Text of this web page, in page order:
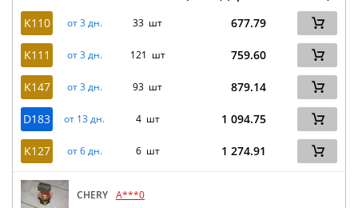
K110
от 3 дн. 33 шт 677.79
K111 от 3 дн. 121 шт 759.60
K147 от 3 дн. 93 шт 879.14
D183 от 13 дн. 4 шт 1 094.75
K127 от 6 дн. 6 шт 1 274.91
CHERY A***0